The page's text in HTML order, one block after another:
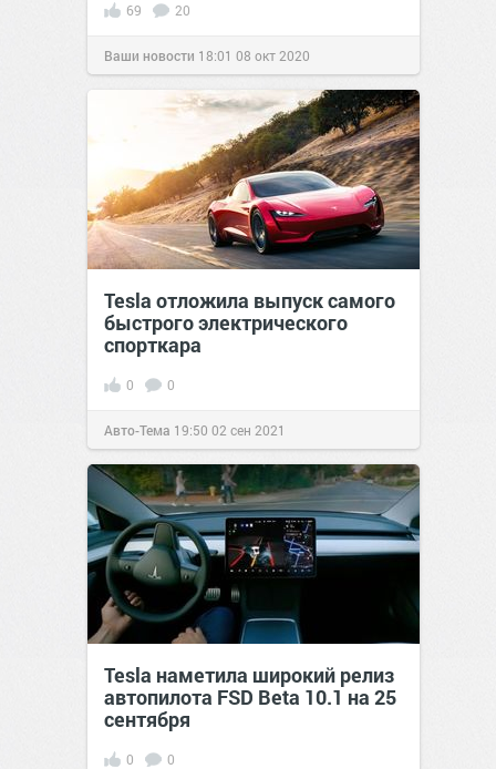
69 20
Ваши новости 18:01 08 окт 2020
Tesla отложила выпуск самого
быстрого электрического
спорткара
0 0
Авто-Тема 19:50 02 сен 2021
Tesla наметила широкий релиз
автопилота FSD Beta 10.1 на 25
сентября
0 0